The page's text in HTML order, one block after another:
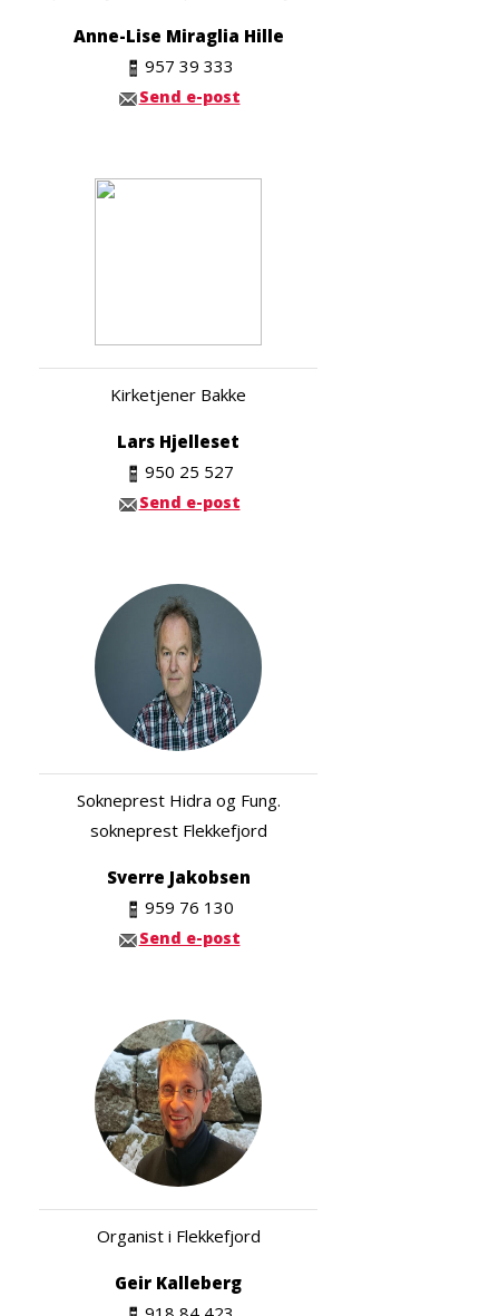
Anne-Lise Miraglia Hille
957 39 333
Send e-post
Kirketjener Bakke
Lars Hjelleset
950 25 527
Send e-post
Sokneprest Hidra og Fung.
sokneprest Flekkefjord
Sverre Jakobsen
959 76 130
Send e-post
Organist i Flekkefjord
Geir Kalleberg